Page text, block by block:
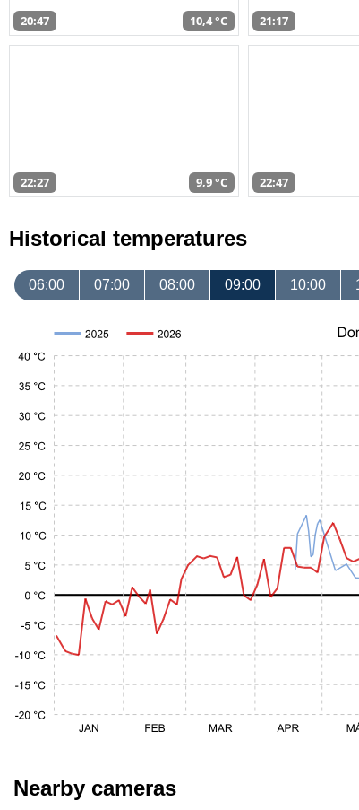
20:47 10,4 °C 21:17
22:27 9,9 °C 22:47
Historical temperatures
06:00 07:00 08:00 09:00 10:00
Nearby cameras